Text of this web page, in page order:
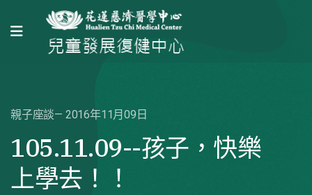
親子座談 2016年11月09日
105.11.09--孩子，快樂
上學去！！